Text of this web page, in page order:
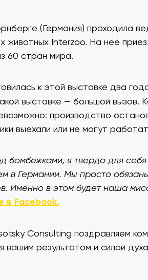
(Германия) проходила
животных Interzoo. На неё
60 стран мира.
к этой выставке два
выставке — большой вызов.
производство
выехали или не могут
бомбежками, я твердо для
в Германии. Мы просто
Именно в этом будет наша
в Facebook.
Consulting поздравляем
результатом и силой